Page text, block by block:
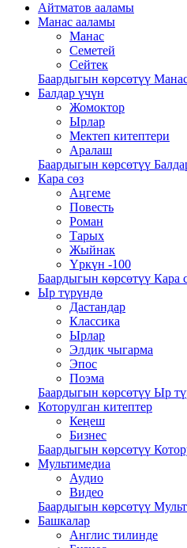
Айтматов ааламы
Манас ааламы
Манас
Семетей
Сейтек
Баардыгын көрсөтүү
Балдар үчүн
Жомоктор
Ырлар
Мектеп китептери
Аралаш
Баардыгын көрсөтүү
Кара сөз
Аңгеме
Повесть
Роман
Тарых
Жыйнак
Үркүн -100
Баардыгын көрсөтүү Кара
Ыр түрүндө
Дастандар
Классика
Ырлар
Элдик чыгарма
Эпос
Поэма
Баардыгын көрсөтүү Ыр
Которулган китептер
Кеңеш
Бизнес
Баардыгын көрсөтүү
Мультимедиа
Аудио
Видео
Баардыгын көрсөтүү
Башкалар
Англис тилинде